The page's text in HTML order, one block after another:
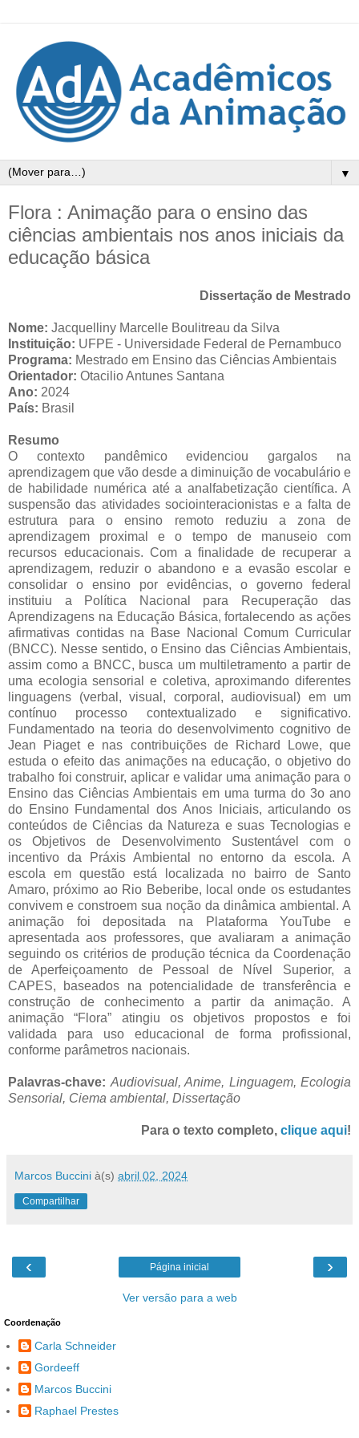
▼
Flora : Animação para o ensino das
ciências ambientais nos anos iniciais da
educação básica
Dissertação de Mestrado
Nome: Jacquelliny Marcelle Boulitreau da Silva
Instituição: UFPE - Universidade Federal de Pernambuco
Programa: Mestrado em Ensino das Ciências Ambientais
Orientador: Otacilio Antunes Santana
Ano: 2024
País: Brasil
Resumo
O contexto pandêmico evidenciou gargalos na
aprendizagem que vão desde a diminuição de vocabulário e
de habilidade numérica até a analfabetização científica. A
suspensão das atividades sociointeracionistas e a falta de
estrutura para o ensino remoto reduziu a zona de
aprendizagem proximal e o tempo de manuseio com
recursos educacionais. Com a finalidade de recuperar a
aprendizagem, reduzir o abandono e a evasão escolar e
consolidar o ensino por evidências, o governo federal
instituiu a Política Nacional para Recuperação das
Aprendizagens na Educação Básica, fortalecendo as ações
afirmativas contidas na Base Nacional Comum Curricular
(BNCC). Nesse sentido, o Ensino das Ciências Ambientais,
assim como a BNCC, busca um multiletramento a partir de
uma ecologia sensorial e coletiva, aproximando diferentes
linguagens (verbal, visual, corporal, audiovisual) em um
contínuo processo contextualizado e significativo.
Fundamentado na teoria do desenvolvimento cognitivo de
Jean Piaget e nas contribuições de Richard Lowe, que
estuda o efeito das animações na educação, o objetivo do
trabalho foi construir, aplicar e validar uma animação para o
Ensino das Ciências Ambientais em uma turma do 3o ano
do Ensino Fundamental dos Anos Iniciais, articulando os
conteúdos de Ciências da Natureza e suas Tecnologias e
os Objetivos de Desenvolvimento Sustentável com o
incentivo da Práxis Ambiental no entorno da escola. A
escola em questão está localizada no bairro de Santo
Amaro, próximo ao Rio Beberibe, local onde os estudantes
convivem e constroem sua noção da dinâmica ambiental. A
animação foi depositada na Plataforma YouTube e
apresentada aos professores, que avaliaram a animação
seguindo os critérios de produção técnica da Coordenação
de Aperfeiçoamento de Pessoal de Nível Superior, a
CAPES, baseados na potencialidade de transferência e
construção de conhecimento a partir da animação. A
animação “Flora” atingiu os objetivos propostos e foi
validada para uso educacional de forma profissional,
conforme parâmetros nacionais.
Palavras-chave: Audiovisual, Anime, Linguagem, Ecologia
Sensorial, Ciema ambiental, Dissertação
Para o texto completo, clique aqui!
Marcos Buccini à(s) abril 02, 2024
Compartilhar
‹ ›
Página inicial
Ver versão para a web
Coordenação
Carla Schneider
Gordeeff
Marcos Buccini
Raphael Prestes